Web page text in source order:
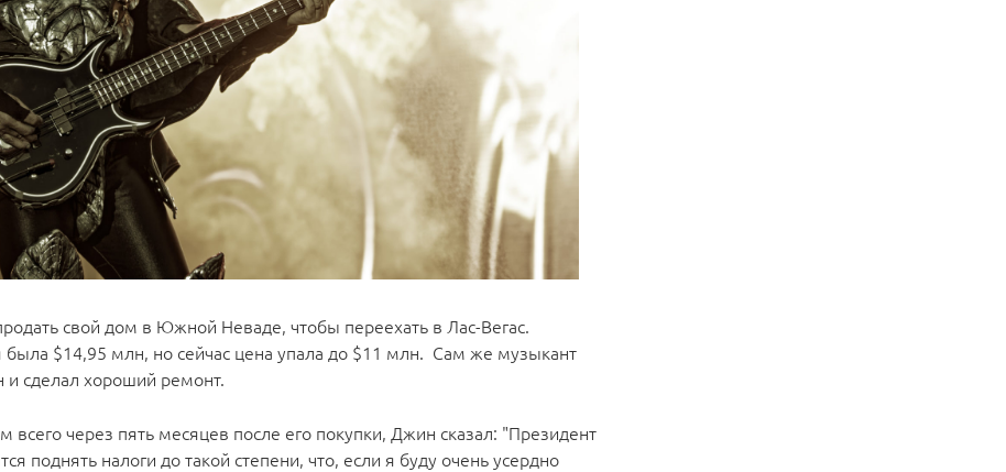
свой дом в Южной Неваде, чтобы переехать в Лас-Вегас.
была $14,95 млн, но сейчас цена упала до $11 млн. Сам же музыкант
и сделал хороший ремонт.
через пять месяцев после его покупки, Джин сказал: "Президент
поднять налоги до такой степени, что, если я буду очень усердно